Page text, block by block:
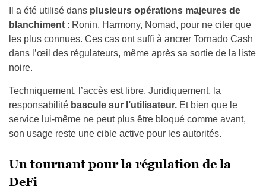
Il a été utilisé dans plusieurs opérations majeures de
blanchiment : Ronin, Harmony, Nomad, pour ne citer que
les plus connues. Ces cas ont suffi à ancrer Tornado Cash
dans l’œil des régulateurs, même après sa sortie de la liste
noire.
Techniquement, l’accès est libre. Juridiquement, la
responsabilité bascule sur l’utilisateur. Et bien que le
service lui-même ne peut plus être bloqué comme avant,
son usage reste une cible active pour les autorités.
Un tournant pour la régulation de la
DeFi